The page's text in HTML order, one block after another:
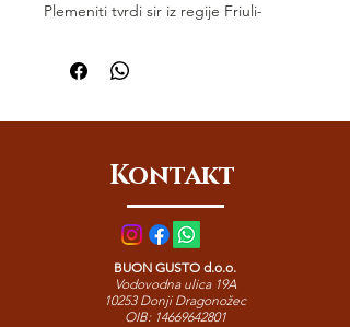
Plemeniti tvrdi sir iz regije Friuli-
kravljeg mlijeka i dozrijevan 18
mjeseci. Montasio Stravecchio
okus s blagim pikantnim notama i
ribanje, posluživanje uz vino ili kao
Kontakt
BUON GUSTO d.o.o.
Vodovodna ulica 19A
10253 Donji Dragonožec
OIB: 14669642801